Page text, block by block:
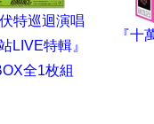
伏特巡迴演唱
LIVE特輯』
全1枚組
『十